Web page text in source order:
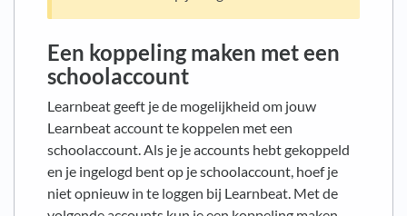
Een koppeling maken met een
schoolaccount
Learnbeat geeft je de mogelijkheid om jouw
Learnbeat account te koppelen met een
schoolaccount. Als je je accounts hebt gekoppeld
en je ingelogd bent op je schoolaccount, hoef je
niet opnieuw in te loggen bij Learnbeat. Met de